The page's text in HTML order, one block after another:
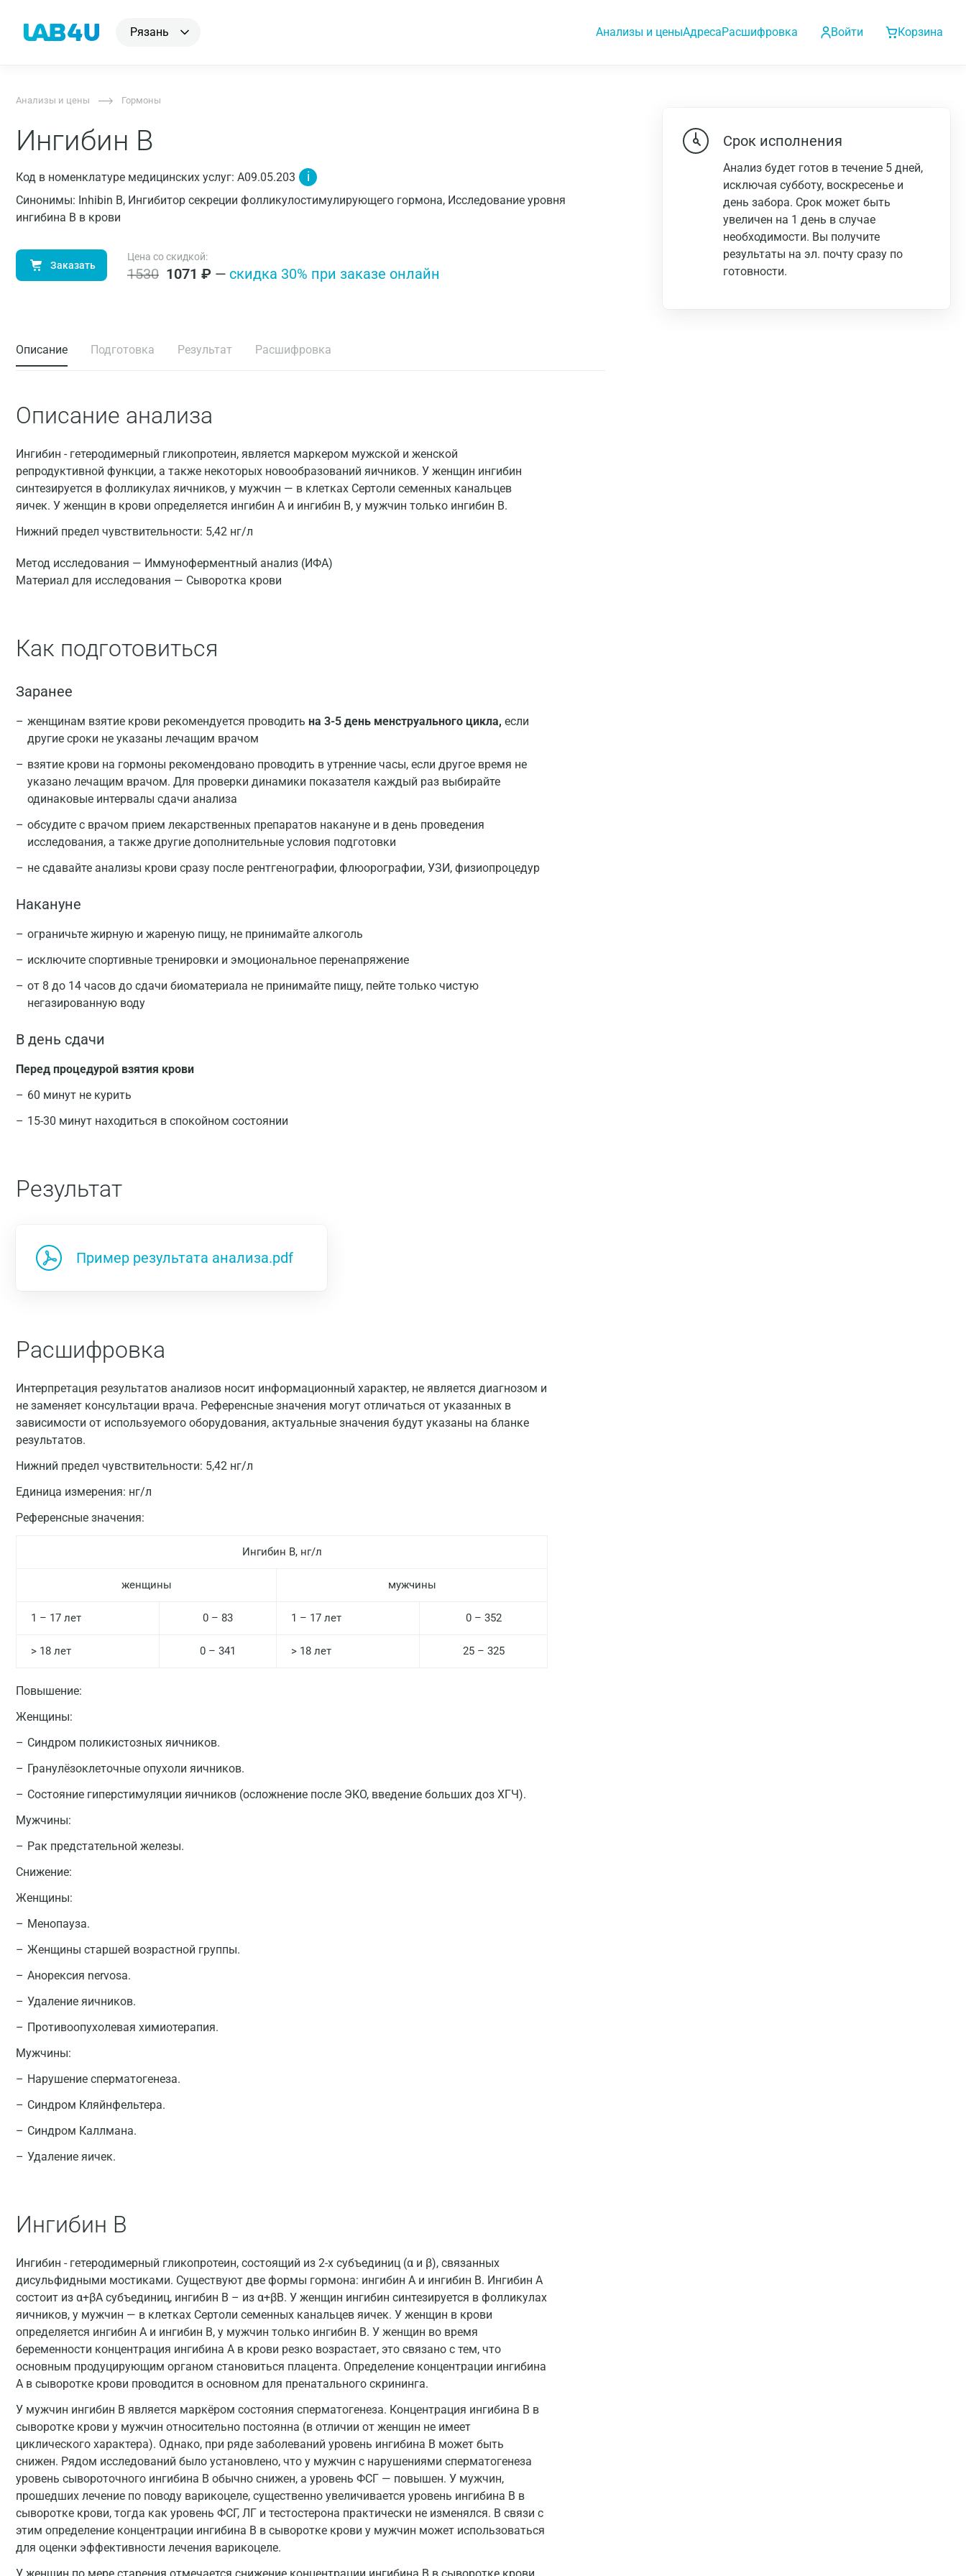
Рязань Анализы и ценыАдресаРасшифровка Войти Корзина
Анализы и цены Гормоны
Ингибин В
Код в номенклатуре медицинских услуг: A09.05.203 i
Синонимы: Inhibin B, Ингибитор секреции фолликулостимулирующего гормона, Исследование уровня
ингибина B в крови
Заказать
Цена со скидкой:
1530 1071 ₽ — cкидка 30% при заказе онлайн
Описание Подготовка Результат Расшифровка
Описание анализа
Ингибин - гетеродимерный гликопротеин, является маркером мужской и женской
репродуктивной функции, а также некоторых новообразований яичников. У женщин ингибин
синтезируется в фолликулах яичников, у мужчин — в клетках Сертоли семенных канальцев
яичек. У женщин в крови определяется ингибин A и ингибин B, у мужчин только ингибин B.
Нижний предел чувствительности: 5,42 нг/л
Метод исследования — Иммуноферментный анализ (ИФА)
Материал для исследования — Сыворотка крови
Как подготовиться
Заранее
женщинам взятие крови рекомендуется проводить на 3-5 день менструального цикла, если
другие сроки не указаны лечащим врачом
взятие крови на гормоны рекомендовано проводить в утренние часы, если другое время не
указано лечащим врачом. Для проверки динамики показателя каждый раз выбирайте
одинаковые интервалы сдачи анализа
обсудите с врачом прием лекарственных препаратов накануне и в день проведения
исследования, а также другие дополнительные условия подготовки
не сдавайте анализы крови сразу после рентгенографии, флюорографии, УЗИ, физиопроцедур
Накануне
ограничьте жирную и жареную пищу, не принимайте алкоголь
исключите спортивные тренировки и эмоциональное перенапряжение
от 8 до 14 часов до сдачи биоматериала не принимайте пищу, пейте только чистую
негазированную воду
В день сдачи
Перед процедурой взятия крови
60 минут не курить
15-30 минут находиться в спокойном состоянии
Результат
Пример результата анализа.pdf
Расшифровка
Интерпретация результатов анализов носит информационный характер, не является диагнозом и
не заменяет консультации врача. Референсные значения могут отличаться от указанных в
зависимости от используемого оборудования, актуальные значения будут указаны на бланке
результатов.
Нижний предел чувствительности: 5,42 нг/л
Единица измерения: нг/л
Референсные значения:
Ингибин B, нг/л
женщины мужчины
1 – 17 лет 0 – 83 1 – 17 лет 0 – 352
> 18 лет 0 – 341 > 18 лет 25 – 325
Повышение:
Женщины:
Синдром поликистозных яичников.
Гранулёзоклеточные опухоли яичников.
Состояние гиперстимуляции яичников (осложнение после ЭКО, введение больших доз ХГЧ).
Мужчины:
Рак предстательной железы.
Снижение:
Женщины:
Менопауза.
Женщины старшей возрастной группы.
Анорексия nervosa.
Удаление яичников.
Противоопухолевая химиотерапия.
Мужчины:
Нарушение сперматогенеза.
Синдром Кляйнфельтера.
Синдром Каллмана.
Удаление яичек.
Ингибин В
Ингибин - гетеродимерный гликопротеин, состоящий из 2-х субъединиц (α и β), связанных
дисульфидными мостиками. Существуют две формы гормона: ингибин A и ингибин B. Ингибин A
состоит из α+βA субъединиц, ингибин B – из α+βB. У женщин ингибин синтезируется в фолликулах
яичников, у мужчин — в клетках Сертоли семенных канальцев яичек. У женщин в крови
определяется ингибин A и ингибин B, у мужчин только ингибин B. У женщин во время
беременности концентрация ингибина A в крови резко возрастает, это связано с тем, что
основным продуцирующим органом становиться плацента. Определение концентрации ингибина
A в сыворотке крови проводится в основном для пренатального скрининга.
У мужчин ингибин B является маркёром состояния сперматогенеза. Концентрация ингибина B в
сыворотке крови у мужчин относительно постоянна (в отличии от женщин не имеет
циклического характера). Однако, при ряде заболеваний уровень ингибина В может быть
снижен. Рядом исследований было установлено, что у мужчин с нарушениями сперматогенеза
уровень сывороточного ингибина B обычно снижен, а уровень ФСГ — повышен. У мужчин,
прошедших лечение по поводу варикоцеле, существенно увеличивается уровень ингибина B в
сыворотке крови, тогда как уровень ФСГ, ЛГ и тестостерона практически не изменялся. В связи с
этим определение концентрации ингибина B в сыворотке крови у мужчин может использоваться
для оценки эффективности лечения варикоцеле.
Срок исполнения
Анализ будет готов в течение 5 дней,
исключая субботу, воскресенье и
день забора. Срок может быть
увеличен на 1 день в случае
необходимости. Вы получите
результаты на эл. почту сразу по
готовности.
Санкт-Петербург
Барнаул
Домодедово
Екатеринбург
Жуковский
Звенигород
Зеленоград
Ивантеевка
Ижевск
Истра
Йошкар-Ола